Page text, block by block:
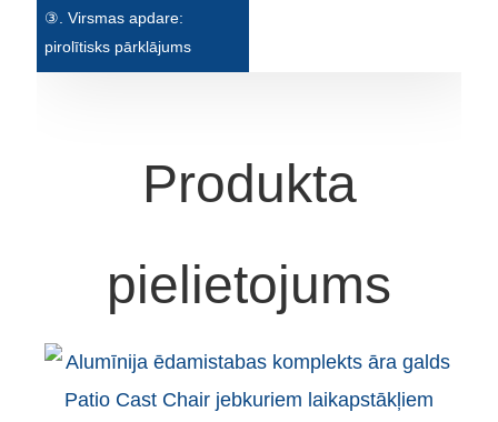
Türkçe
Azərbaycan
③. Virsmas apdare:
pirolītisks pārklājums
Produkta
pielietojums